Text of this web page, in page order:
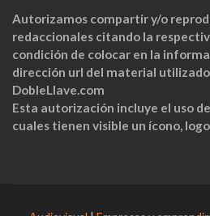
Autorizamos compartir y/o
redaccionales citando la
condición de colocar en la
dirección url del material
DobleLlave.com
Esta autorización incluye el uso
cuales tienen visible un ícono,